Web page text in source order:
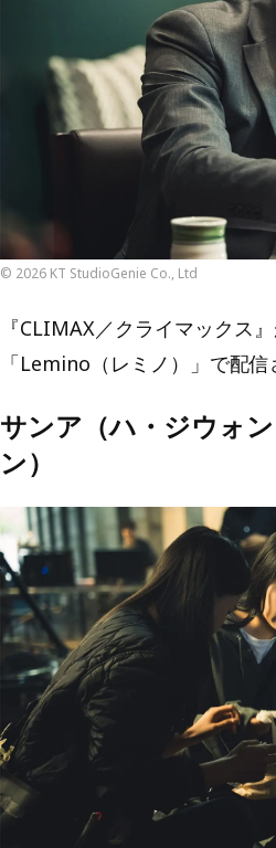
© 2026 KT StudioGenie Co., Ltd
『CLIMAX／クライマックス
「Lemino（レミノ）」で配信
サンア（ハ・ジウォ
ン）